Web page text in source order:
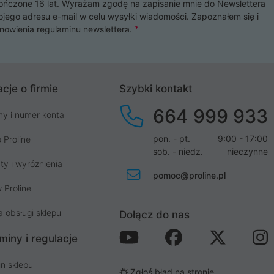
16 lat. Wyrażam zgodę na zapisanie mnie do Newslettera
adresu e-mail w celu wysyłki wiadomości. Zapoznałem się i
regulaminu newslettera.
o firmie
i numer konta
Proline
i wyróżnienia
Proline
obsługi sklepu
i regulacje
sklepu
Szybki kontakt
664 999 933
pon. - pt.
9:00 - 17:00
sob. - niedz.
nieczynne
pomoc@proline.pl
Dołącz do nas
Zgłoś błąd na stronie